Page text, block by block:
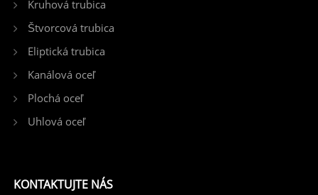
Kruhová trubica
Štvorcová trubica
Eliptická trubica
Kanálová oceľ
Plochá oceľ
Uhlová oceľ
KONTAKTUJTE NÁS